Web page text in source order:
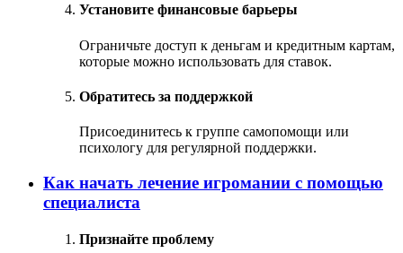
Установите финансовые барьеры
Ограничьте доступ к деньгам и кредитным картам,
которые можно использовать для ставок.
Обратитесь за поддержкой
Присоединитесь к группе самопомощи или
психологу для регулярной поддержки.
Как начать лечение игромании с помощью
специалиста
Признайте проблему